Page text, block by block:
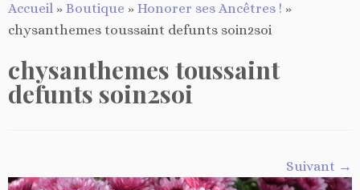
au
contenu
Accueil » Boutique » Honorer ses Ancêtres ! »
chysanthemes toussaint defunts soin2soi
chysanthemes toussaint
defunts soin2soi
Suivant →